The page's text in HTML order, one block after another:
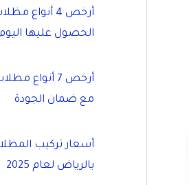
أرخص 4
الحصول عليها اليوم
أرخص 7 أنواع
مع ضمان الجودة
أسعار تركيب
بالرياض لعام 2025